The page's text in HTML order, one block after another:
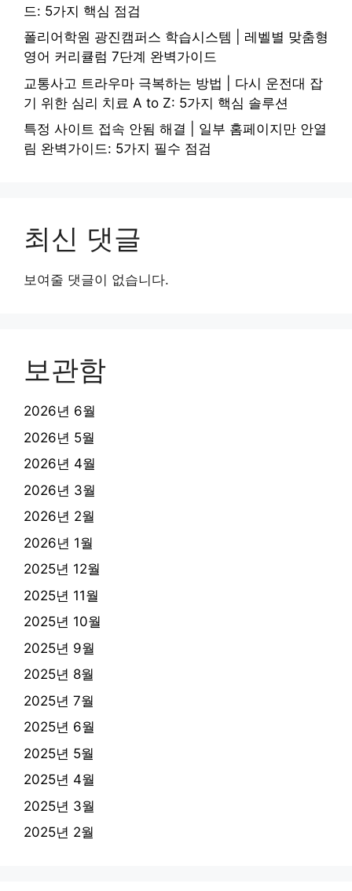
드: 5가지 핵심 점검
폴리어학원 광진캠퍼스 학습시스템 | 레벨별 맞춤형
영어 커리큘럼 7단계 완벽가이드
교통사고 트라우마 극복하는 방법 | 다시 운전대 잡
기 위한 심리 치료 A to Z: 5가지 핵심 솔루션
특정 사이트 접속 안됨 해결 | 일부 홈페이지만 안열
림 완벽가이드: 5가지 필수 점검
최신 댓글
보여줄 댓글이 없습니다.
보관함
2026년 6월
2026년 5월
2026년 4월
2026년 3월
2026년 2월
2026년 1월
2025년 12월
2025년 11월
2025년 10월
2025년 9월
2025년 8월
2025년 7월
2025년 6월
2025년 5월
2025년 4월
2025년 3월
2025년 2월